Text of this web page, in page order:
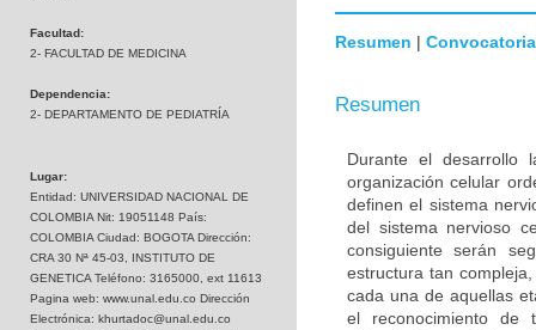
Facultad:
2- FACULTAD DE MEDICINA
Dependencia:
2- DEPARTAMENTO DE PEDIATRÍA
Lugar:
Entidad: UNIVERSIDAD NACIONAL DE
COLOMBIA Nit: 19051148 País:
COLOMBIA Ciudad: BOGOTA Dirección:
CRA 30 Nª 45-03, INSTITUTO DE
GENETICA Teléfono: 3165000, ext 11613
Pagina web: www.unal.edu.co Dirección
Electrónica: khurtadoc@unal.edu.co
Resumen | Convocatoria
Resumen
Durante el desarrollo
organización celular
definen el sistema
del sistema nervioso
consiguiente serán
estructura tan
cada una de aquellas
el reconocimiento de